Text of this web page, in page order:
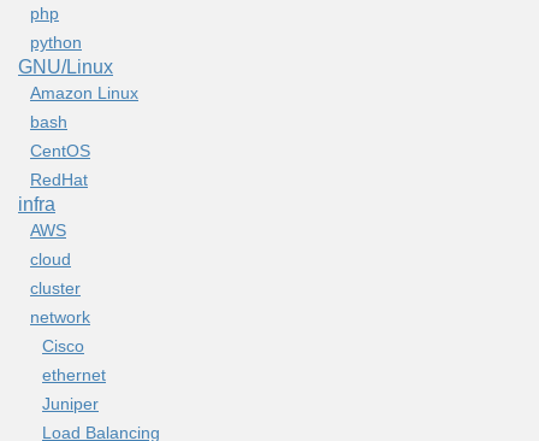
php
python
GNU/Linux
Amazon Linux
bash
CentOS
RedHat
infra
AWS
cloud
cluster
network
Cisco
ethernet
Juniper
Load Balancing